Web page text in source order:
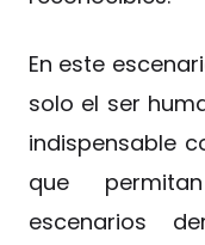
En este
solo el ser
indispensable
que
escenarios